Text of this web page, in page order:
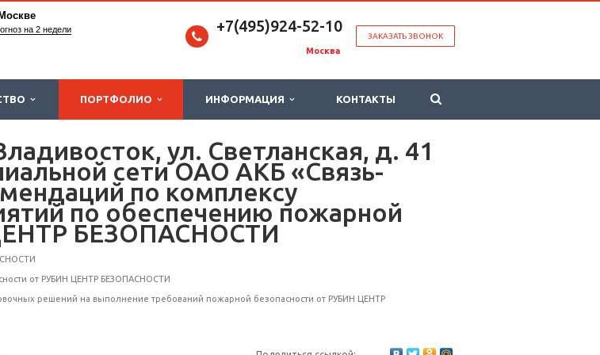
на 2 недели
ЗАКАЗАТЬ ЗВОНОК
+7(495)924-52-10
Москва
ПОРТФОЛИО ИНФОРМАЦИЯ КОНТАКТЫ
ул. Светланская, д. 41
сети ОАО АКБ «Связь-
по комплексу
по обеспечению пожарной
БЕЗОПАСНОСТИ
от РУБИН ЦЕНТР БЕЗОПАСНОСТИ
решений на выполнение требований пожарной безопасности от РУБИН ЦЕНТР